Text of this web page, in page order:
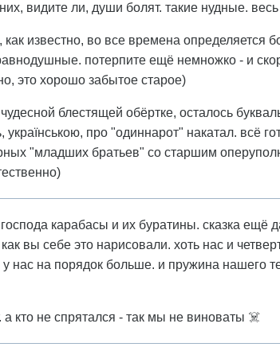
видите ли, души болят. такие нудные.
как известно, во все времена определяется
потерпите ещё немножко - и
это хорошо забытое старое)
блестящей обёртке, осталось
про "одиннарот" накатал. всё
"младших братьев" со старшим
карабасы и их буратины. сказка ещё
вы себе это нарисовали. хоть нас и
нас на порядок больше. и пружина нашего
а кто не спрятался - так мы не виноваты ☠️